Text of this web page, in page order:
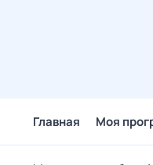
Главная Моя